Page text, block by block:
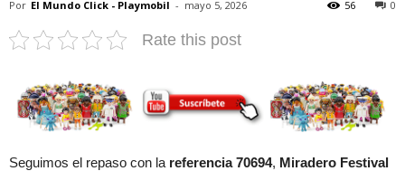
Por El Mundo Click - Playmobil - mayo 5, 2026 0
56
Rate this post
Seguimos el repaso con la referencia 70694, Miradero Festival